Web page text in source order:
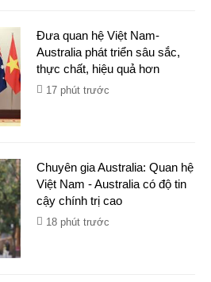
Đưa quan hệ Việt Nam-
Australia phát triển sâu sắc,
thực chất, hiệu quả hơn
17 phút trước
Chuyên gia Australia: Quan hệ
Việt Nam - Australia có độ tin
cậy chính trị cao
18 phút trước